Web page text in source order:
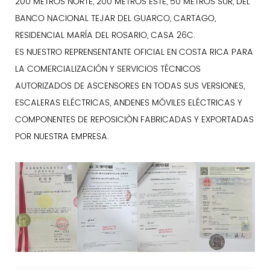
BANCO NACIONAL TEJAR DEL GUARCO, CARTAGO,
RESIDENCIAL MARÍA DEL ROSARIO, CASA 26C.
ES NUESTRO REPRENSENTANTE OFICIAL EN COSTA RICA PARA
LA COMERCIALIZACIÓN Y SERVICIOS TÉCNICOS
AUTORIZADOS DE ASCENSORES EN TODAS SUS VERSIONES,
ESCALERAS ELÉCTRICAS, ANDENES MÓVILES ELÉCTRICAS Y
COMPONENTES DE REPOSICIÒN FABRICADAS Y EXPORTADAS
POR NUESTRA EMPRESA.